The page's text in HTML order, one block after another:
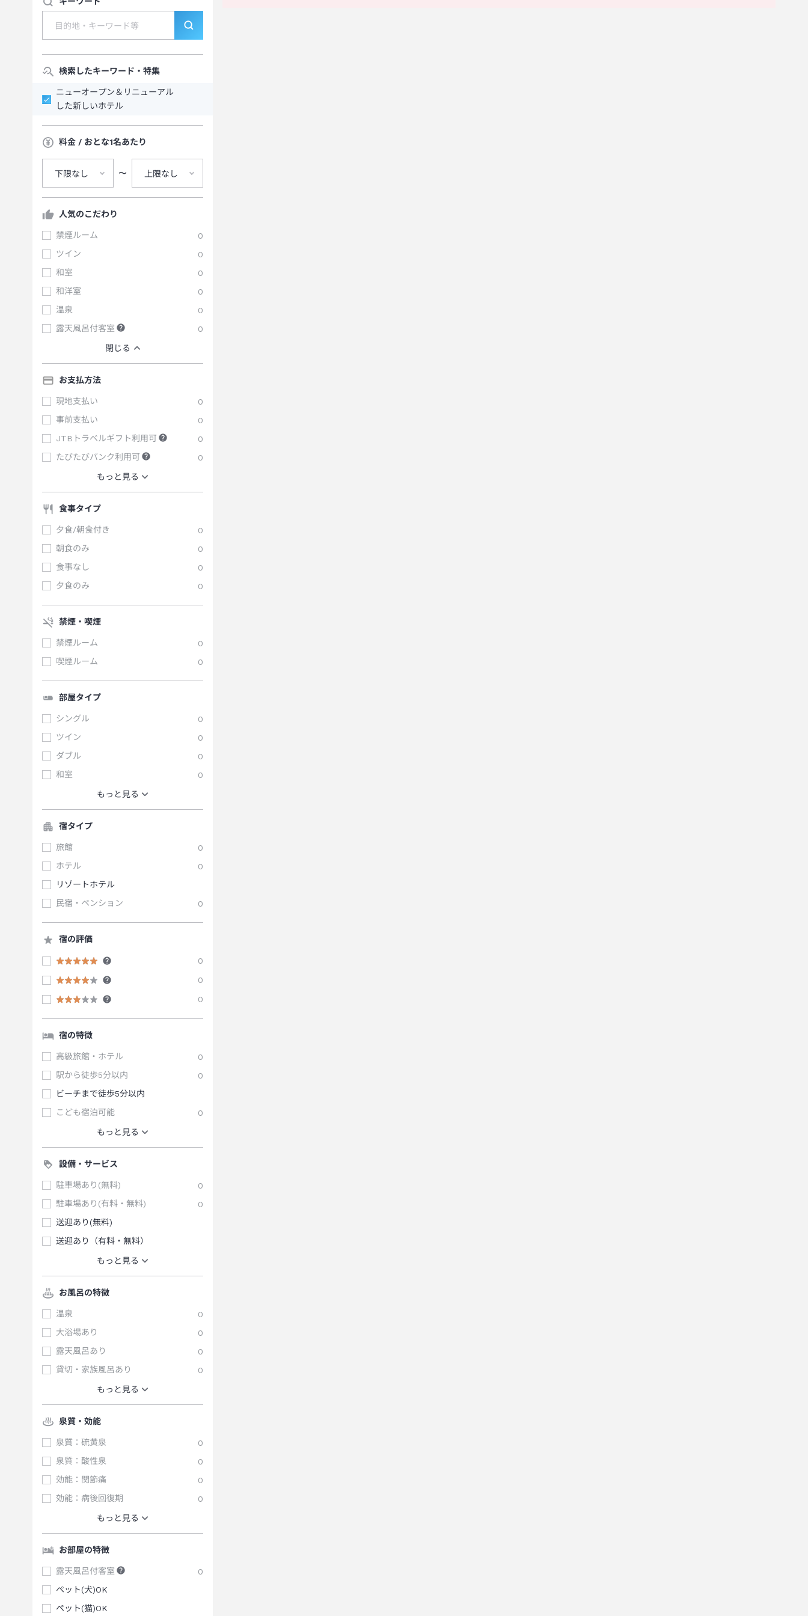
検索したキーワード・特集
ニューオープン＆リニューアル
した新しいホテル
料金 / おとな1名あたり
下限なし 〜 上限なし
人気のこだわり
禁煙ルーム
0
ツイン
0
和室
0
和洋室
0
温泉
0
露天風呂付客室
0
閉じる
お支払方法
現地支払い
0
事前支払い
0
JTBトラベルギフト利用可
0
たびたびバンク利用可
0
もっと見る
食事タイプ
夕食/朝食付き
0
朝食のみ
0
食事なし
0
夕食のみ
0
禁煙・喫煙
禁煙ルーム
0
喫煙ルーム
0
部屋タイプ
シングル
0
ツイン
0
ダブル
0
和室
0
もっと見る
宿タイプ
旅館
0
ホテル
0
リゾートホテル
民宿・ペンション
0
宿の評価
0
0
0
宿の特徴
高級旅館・ホテル
0
駅から徒歩5分以内
0
ビーチまで徒歩5分以内
こども宿泊可能
0
もっと見る
設備・サービス
駐車場あり(無料)
0
駐車場あり(有料・無料)
0
送迎あり(無料)
送迎あり（有料・無料）
もっと見る
お風呂の特徴
温泉
0
大浴場あり
0
露天風呂あり
0
貸切・家族風呂あり
0
もっと見る
泉質・効能
泉質：硫黄泉
0
泉質：酸性泉
0
効能：関節痛
0
効能：病後回復期
0
もっと見る
お部屋の特徴
露天風呂付客室
0
ペット(犬)OK
ペット(猫)OK